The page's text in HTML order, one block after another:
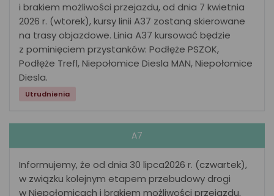
i brakiem możliwości przejazdu, od dnia 7 kwietnia
2026 r. (wtorek), kursy linii A37 zostaną skierowane
na trasy objazdowe. Linia A37 kursować będzie
z pominięciem przystanków: Podłęże PSZOK,
Podłęże Trefl, Niepołomice Diesla MAN, Niepołomice
Diesla.
Utrudnienia
A7
Informujemy, że od dnia 30 lipca2026 r. (czwartek),
w związku kolejnym etapem przebudowy drogi
w Niepołomicach i brakiem możliwości przejazdu,